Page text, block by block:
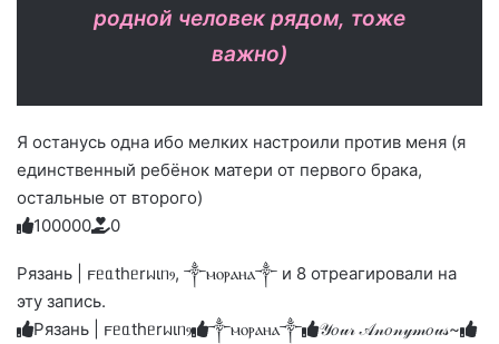
родной человек рядом, тоже
важно)
Я останусь одна ибо мелких настроили против меня (я
единственный ребёнок матери от первого брака,
остальные от второго)
Голосуйте
вверх.
10
Нажмите
реакцию:
улыбаюсь
0
Нажмите
реакцию:
смеюсь
до
слез
0
Нажмите
реакцию:
печаль
0
Нажмите
реакцию:
0
Нажмите
благодарю
0
Рязань | 𐔥ᥱᥲthᥱrᥕιᥒⳋ, ༒ⲙⲟⲣⲁⲏⲁ༒ и 8 отреагировали на
эту запись.
Рязань | 𐔥ᥱᥲthᥱrᥕιᥒⳋ
༒ⲙⲟⲣⲁⲏⲁ༒
𝒴𝑜𝓊𝓇 𝒜𝓃𝑜𝓃𝓎𝓂𝑜𝓊𝓈~